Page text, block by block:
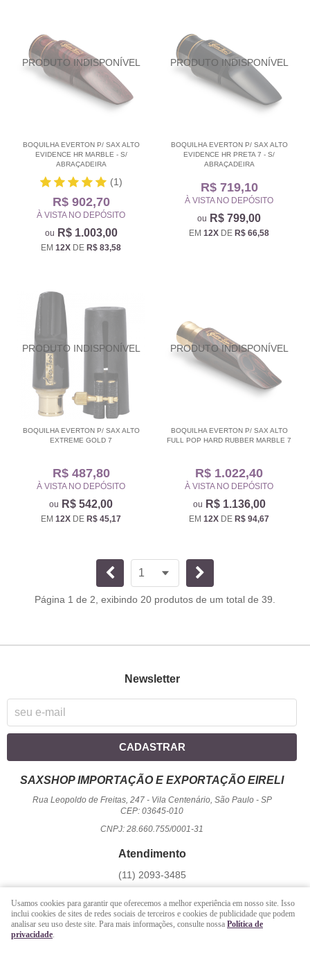
BOQUILHA EVERTON P/ SAX ALTO
EVIDENCE HR MARBLE - S/
ABRAÇADEIRA
(1)
R$ 902,70
À VISTA NO DEPÓSITO
R$ 1.003,00
EM 12X DE R$ 83,58
BOQUILHA EVERTON P/ SAX ALTO
EVIDENCE HR PRETA 7 - S/
ABRAÇADEIRA
R$ 719,10
À VISTA NO DEPÓSITO
R$ 799,00
EM 12X DE R$ 66,58
BOQUILHA EVERTON P/ SAX ALTO
EXTREME GOLD 7
R$ 487,80
À VISTA NO DEPÓSITO
R$ 542,00
EM 12X DE R$ 45,17
BOQUILHA EVERTON P/ SAX ALTO
FULL POP HARD RUBBER MARBLE 7
R$ 1.022,40
À VISTA NO DEPÓSITO
R$ 1.136,00
EM 12X DE R$ 94,67
Página 1 de 2, exibindo 20 produtos de um total de 39.
Newsletter
CADASTRAR
SAXSHOP IMPORTAÇÃO E EXPORTAÇÃO EIRELI
Rua Leopoldo de Freitas, 247- Vila Centenário, São Paulo- SP
CEP: 03645-010
CNPJ: 28.660.755/0001-31
Atendimento
(11) 2093-3485
Seg a Sex - 09 hrs às 17:00 hrs / Sáb - 09 hrs às 13 hrs.
atendimento@saxshop.com.br
Usamos cookies para garantir que oferecemos a melhor experiência em nosso site. Isso
inclui cookies de sites de redes sociais de terceiros e cookies de publicidade que podem
analisar seu uso deste site. Para mais informações, consulte nossa Política de
privacidade.